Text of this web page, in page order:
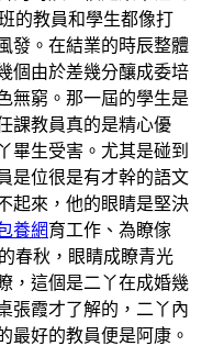
的教員和學生都像打
發。在結業的時辰整體
個由於差幾分釀成委培
無窮。那一屆的學生是
課教員真的是精心優
畢生受害。尤其是碰到
是位很是有才幹的語文
起來，他的眼睛是堅決
養網育工作、為瞭傢
春秋，眼睛成瞭青光
，這個是二丫在成婚幾
張霞才了解的，二丫內
最好的教員便是阿康。